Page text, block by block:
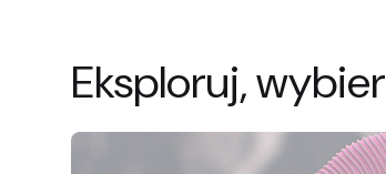
Eksploruj,